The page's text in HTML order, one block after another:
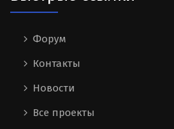
Форум
Контакты
Новости
Все проекты